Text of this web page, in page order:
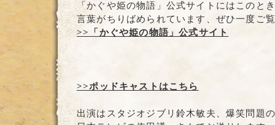
「かぐや姫の物語」公式サイトにはこのと
言葉がちりばめられています、ぜひ一度ご
>>「かぐや姫の物語」公式サイト
>>ポッドキャストはこちら
出演はスタジオジブリ鈴木敏夫、爆笑問題